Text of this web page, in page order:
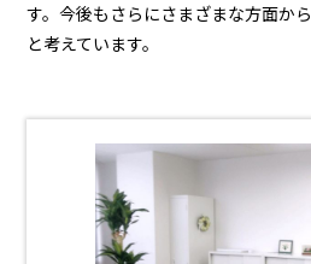
す。今後もさらにさまざまな方面か
と考えています。